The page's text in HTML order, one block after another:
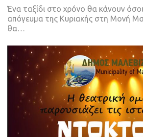
Ένα ταξίδι στο χρόνο θα κάνουν
απόγευμα της Κυριακής στη Μονή
θα…